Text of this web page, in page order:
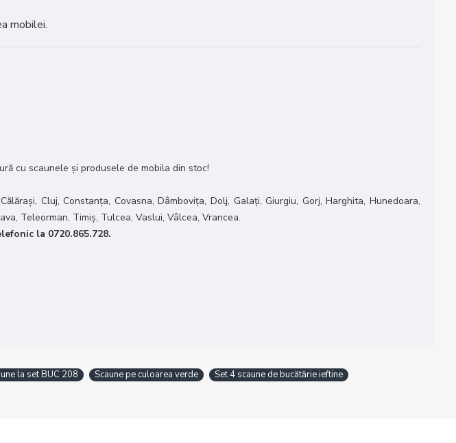
mobilei.
cu scaunele și produsele de mobila din stoc!
Cluj, Constanța, Covasna, Dâmbovița, Dolj, Galați, Giurgiu, Gorj, Harghita, Hunedoara,
Teleorman, Timiș, Tulcea, Vaslui, Vâlcea, Vrancea.
la 0720.865.728.
la set BUC 208 Scaune pe culoarea verde
Set 4 scaune de bucătărie ieftine